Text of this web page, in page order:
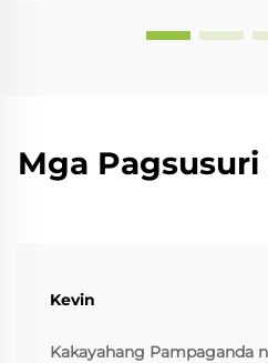
Mga
Kevin
Kakayahang Pampaganda